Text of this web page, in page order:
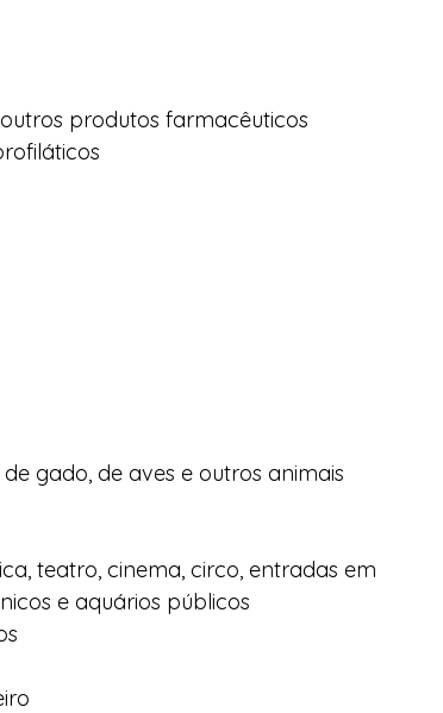
produtos farmacêuticos
gado, de aves e outros animais
teatro, cinema, circo, entradas em
e aquários públicos